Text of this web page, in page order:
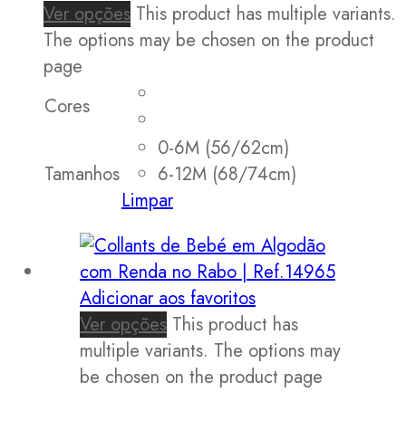
Ver opções This product has multiple variants.
The options may be chosen on the product
page
Cores
Tamanhos
0-6M (56/62cm)
6-12M (68/74cm)
Limpar
Adicionar aos favoritos
Ver opções This product has
multiple variants. The options may
be chosen on the product page